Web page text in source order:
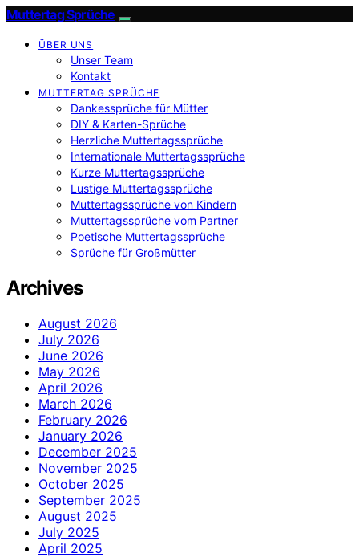
Muttertag Sprüche
ÜBER UNS
Unser Team
Kontakt
MUTTERTAG SPRÜCHE
Dankessprüche für Mütter
DIY & Karten-Sprüche
Herzliche Muttertagssprüche
Internationale Muttertagssprüche
Kurze Muttertagssprüche
Lustige Muttertagssprüche
Muttertagssprüche von Kindern
Muttertagssprüche vom Partner
Poetische Muttertagssprüche
Sprüche für Großmütter
Archives
August 2026
July 2026
June 2026
May 2026
April 2026
March 2026
February 2026
January 2026
December 2025
November 2025
October 2025
September 2025
August 2025
July 2025
April 2025